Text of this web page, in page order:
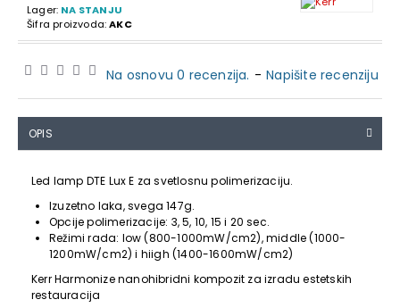
Lager: NA STANJU
Šifra proizvoda: AKC
Na osnovu 0 recenzija. - Napišite recenziju
OPIS
Led lamp DTE Lux E za svetlosnu polimerizaciju.
Izuzetno laka, svega 147g.
Opcije polimerizacije: 3, 5, 10, 15 i 20 sec.
Režimi rada: low (800-1000mW/cm2), middle (1000-
1200mW/cm2) i hiigh (1400-1600mW/cm2)
Kerr Harmonize nanohibridni kompozit za izradu estetskih
restauracija